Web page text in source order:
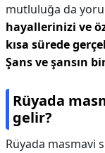
mutluluğa da
hayallerinizi ve
kısa sürede
Şans ve şansın
Rüyada
gelir?
Rüyada masmavi